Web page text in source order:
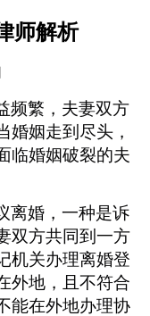
师解析
频繁，夫妻双方
婚姻走到尽头，
临婚姻破裂的夫
离婚，一种是诉
双方共同到一方
机关办理离婚登
外地，且不符合
能在外地办理协